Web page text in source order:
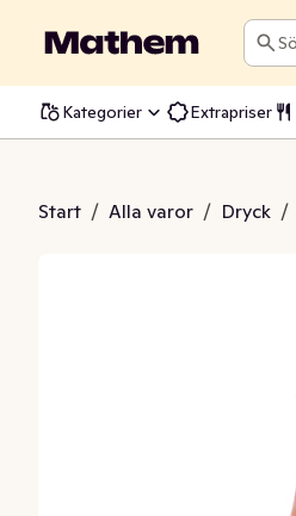
Sök
Kategorier Extrapriser
Start / Alla varor / Dryck /
Hallon EKO